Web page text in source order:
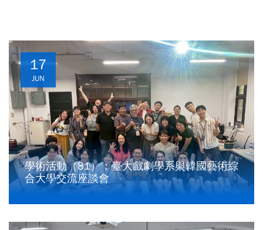
17
JUN
學術活動（81）：臺大戲劇學系與韓國藝術綜
合大學交流座談會